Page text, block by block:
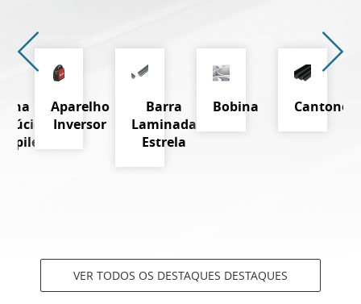
Aparelho
Inversor
Barra
Laminada
Estrela
Bobina
VER TODOS OS DESTAQUES DESTAQUES